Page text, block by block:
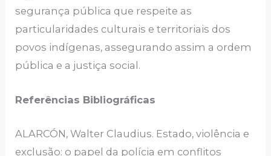
segurança pública que respeite as
particularidades culturais e territoriais dos
povos indígenas, assegurando assim a ordem
pública e a justiça social.
Referências Bibliográficas
ALARCÓN, Walter Claudius. Estado, violência e
exclusão: o papel da polícia em conflitos